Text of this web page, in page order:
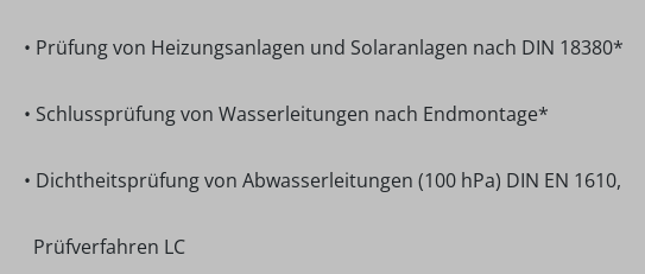
• Prüfung von Heizungsanlagen und Solaranlagen nach DIN 18380*
• Schlussprüfung von Wasserleitungen nach Endmontage*
• Dichtheitsprüfung von Abwasserleitungen (100 hPa) DIN EN 1610,
Prüfverfahren LC